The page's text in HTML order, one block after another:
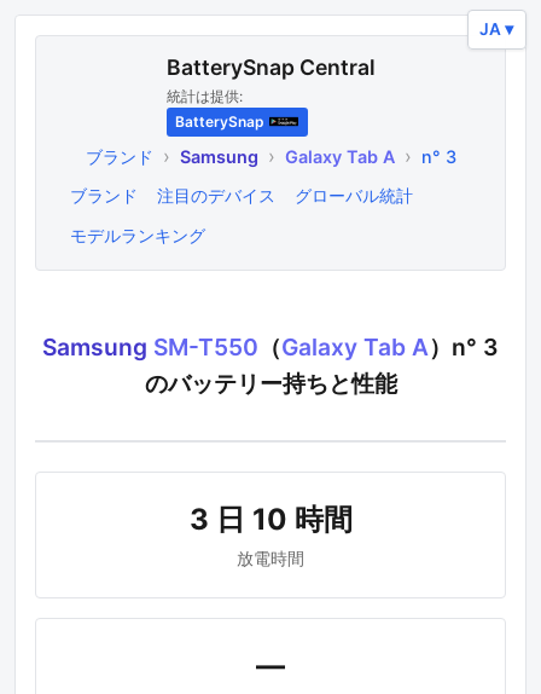
BatterySnap Central
統計は提供:
BatterySnap
ブランド › Samsung › Galaxy Tab A › n° 3
ブランド
注目のデバイス
グローバル統計
モデルランキング
Samsung SM-T550 （Galaxy Tab A）n° 3
のバッテリー持ちと性能
3 日 10 時間
放電時間
—
JA ▾